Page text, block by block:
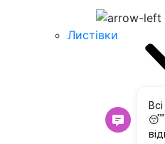
Листівки